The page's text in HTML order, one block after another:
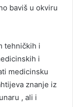
baviš u okviru
tehničkih i
i
medicinsku
znanje iz
, ali i